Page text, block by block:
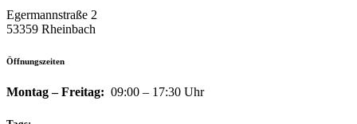
Egermannstraße 2
53359 Rheinbach
Öffnungszeiten
Montag – Freitag: 09:00 – 17:30 Uhr